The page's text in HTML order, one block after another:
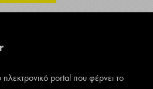
ηλεκτρονικό portal που φέρνει το